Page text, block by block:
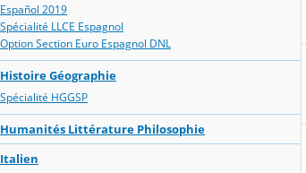
Español 2019
Spécialité LLCE Espagnol
Option Section Euro Espagnol DNL
Histoire Géographie
Spécialité HGGSP
Humanités Littérature Philosophie
Italien